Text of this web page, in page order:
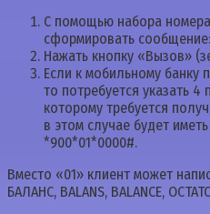
С помощью набора
сформировать
Нажать кнопку «Вызов»
Если к мобильному банку
то потребуется указать
которому требуется
в этом случае будет
*900*01*0000#.
Вместо «01» клиент может
БАЛАНС, BALANS, BALANCE,